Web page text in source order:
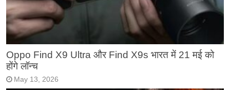
Oppo Find X9 Ultra और Find X9s भारत में 21 मई को
होंगे लॉन्च
May 13, 2026